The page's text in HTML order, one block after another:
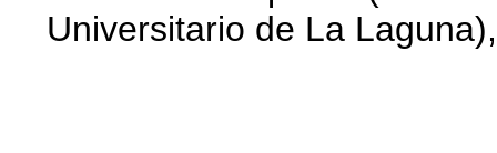
Universitario de La